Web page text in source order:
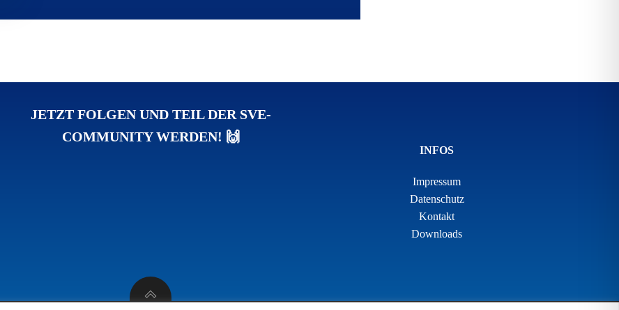
JETZT FOLGEN UND TEIL DER SVE-
COMMUNITY WERDEN! 🙌
INFOS
Impressum
Datenschutz
Kontakt
Downloads